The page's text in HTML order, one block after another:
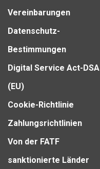
Vereinbarungen
Datenschutz-
Bestimmungen
Digital Service Act-DSA
(EU)
Cookie-Richtlinie
Zahlungsrichtlinien
Von der FATF
sanktionierte Länder